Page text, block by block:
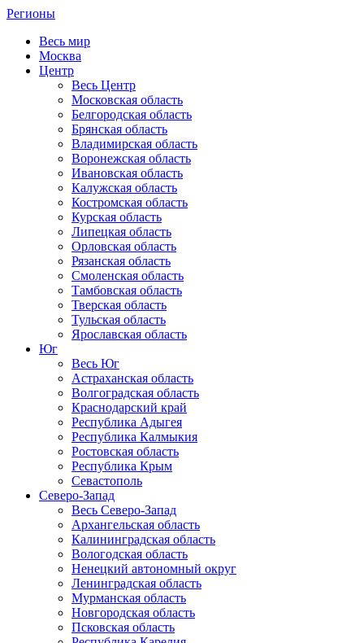
Регионы
Весь мир
Москва
Центр
Весь Центр
Московская область
Белгородская область
Брянская область
Владимирская область
Воронежская область
Ивановская область
Калужская область
Костромская область
Курская область
Липецкая область
Орловская область
Рязанская область
Смоленская область
Тамбовская область
Тверская область
Тульская область
Ярославская область
Юг
Весь Юг
Астраханская область
Волгоградская область
Краснодарский край
Республика Адыгея
Республика Калмыкия
Ростовская область
Республика Крым
Севастополь
Северо-Запад
Весь Северо-Запад
Архангельская область
Калининградская область
Вологодская область
Ненецкий автономный округ
Ленинградская область
Мурманская область
Новгородская область
Псковская область